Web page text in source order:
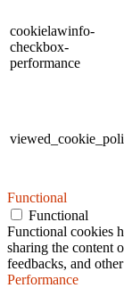
cookielawinfo-
checkbox-
performance
Functional
Functional
Functional cookies
sharing the content
feedbacks, and
Performance